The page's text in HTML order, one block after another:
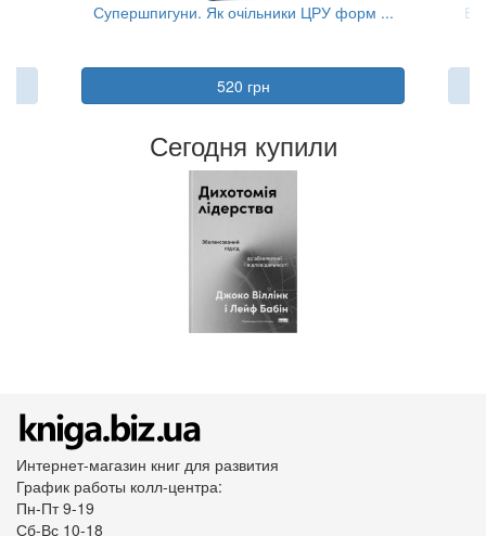
Супершпигуни. Як очільники ЦРУ форм ...
520 грн
Сегодня купили
Интернет-магазин книг для развития
График работы колл-центра:
Пн-Пт 9-19
Сб-Вс 10-18